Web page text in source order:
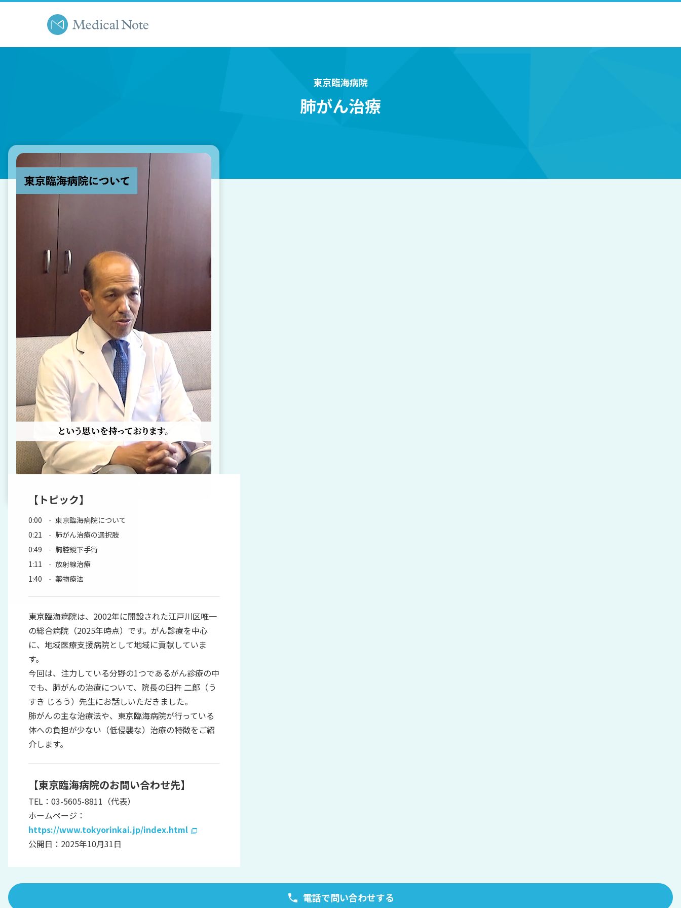
東京臨海病院
肺がん治療
【トピック】
0:00
東京臨海病院について
0:21
肺がん治療の選択肢
0:49
胸腔鏡下手術
1:11
放射線治療
1:40
薬物療法
東京臨海病院は、2002年に開設された江戸川区唯一
の総合病院（2025年時点）です。がん診療を中心
に、地域医療支援病院として地域に貢献していま
す。
今回は、注力している分野の1つであるがん診療の中
でも、肺がんの治療について、院長の臼杵 二郎（う
すき じろう）先生にお話しいただきました。
肺がんの主な治療法や、東京臨海病院が行っている
体への負担が少ない（低侵襲な）治療の特徴をご紹
介します。
【東京臨海病院のお問い合わせ先】
TEL：03-5605-8811（代表）
ホームページ：
https://www.tokyorinkai.jp/index.html
公開日：2025年10月31日
電話で問い合わせする